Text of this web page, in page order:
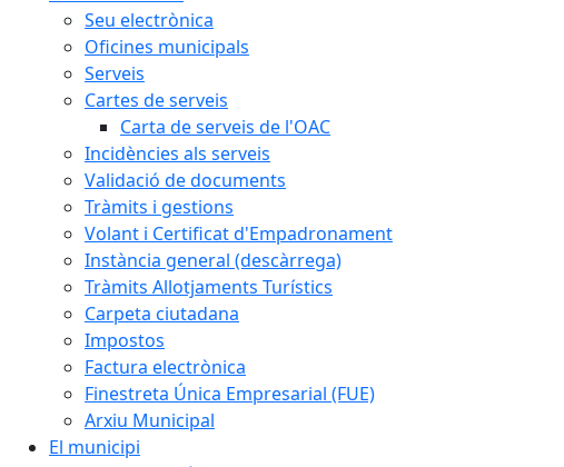
Seu electrònica
Oficines municipals
Serveis
Cartes de serveis
Carta de serveis de l'OAC
Incidències als serveis
Validació de documents
Tràmits i gestions
Volant i Certificat d'Empadronament
Instància general (descàrrega)
Tràmits Allotjaments Turístics
Carpeta ciutadana
Impostos
Factura electrònica
Finestreta Única Empresarial (FUE)
Arxiu Municipal
El municipi